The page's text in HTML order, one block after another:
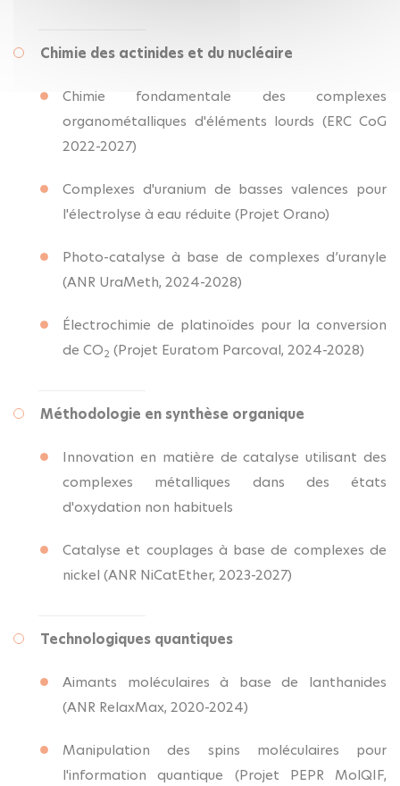
Chimie des actinides et du nucléaire
Chimie fondamentale des complexes
organométalliques d'éléments lourds (ERC CoG
2022-2027)
Complexes d'uranium de basses valences pour
l'électrolyse à eau réduite (Projet Orano)
Photo-catalyse à base de complexes d’uranyle
(ANR UraMeth, 2024-2028)
Électrochimie de platinoïdes pour la conversion
de CO2 (Projet Euratom Parcoval, 2024-2028)
Méthodologie en synthèse organique
Innovation en matière de catalyse utilisant des
complexes métalliques dans des états
d'oxydation non habituels
Catalyse et couplages à base de complexes de
nickel (ANR NiCatEther, 2023-2027)
Technologiques quantiques
Aimants moléculaires à base de lanthanides
(ANR RelaxMax, 2020-2024)
Manipulation des spins moléculaires pour
l'information quantique (Projet PEPR MolQIF,